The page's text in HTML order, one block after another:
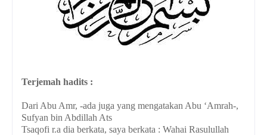
Terjemah hadits :
Dari Abu Amr, -ada juga yang mengatakan Abu ‘Amrah-,
Sufyan bin Abdillah Ats
Tsaqofi r.a dia berkata, saya berkata : Wahai Rasulullah